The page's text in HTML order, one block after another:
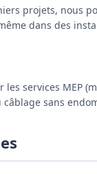
projets, nous
dans des
les services MEP
sans